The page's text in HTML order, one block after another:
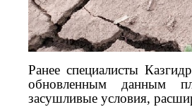
Ранее cпециалисты
обновленным данным
засушливые условия,